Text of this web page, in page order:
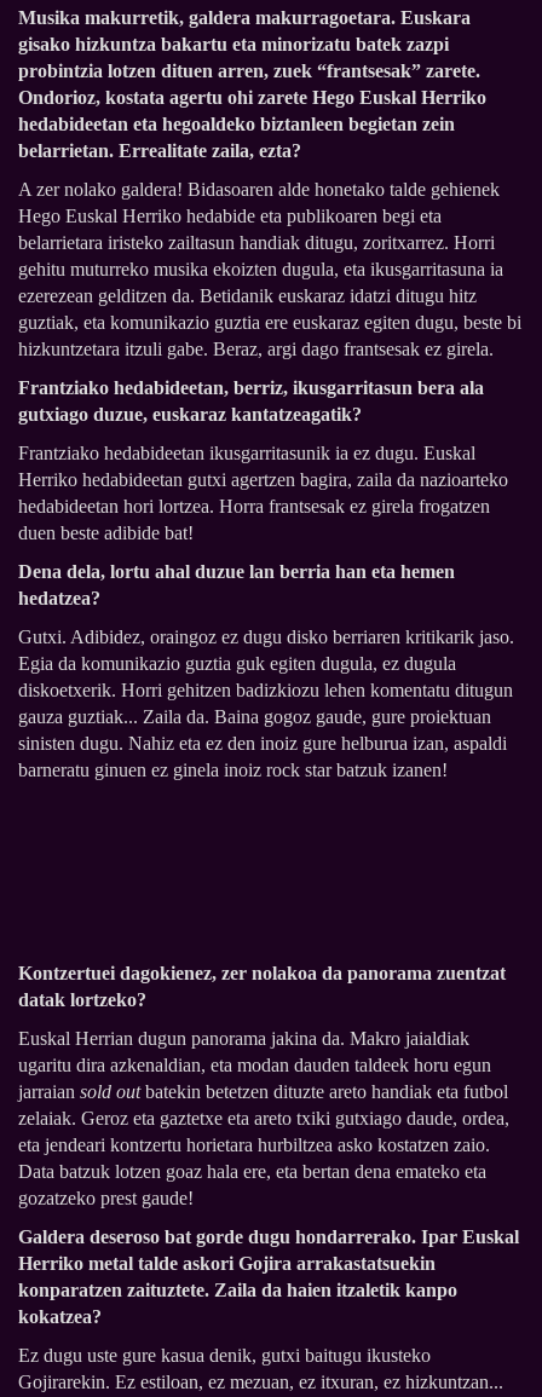
Musika makurretik, galdera makurragoetara. Euskara
gisako hizkuntza bakartu eta minorizatu batek zazpi
probintzia lotzen dituen arren, zuek “frantsesak” zarete.
Ondorioz, kostata agertu ohi zarete Hego Euskal Herriko
hedabideetan eta hegoaldeko biztanleen begietan zein
belarrietan. Errealitate zaila, ezta?
A zer nolako galdera! Bidasoaren alde honetako talde gehienek
Hego Euskal Herriko hedabide eta publikoaren begi eta
belarrietara iristeko zailtasun handiak ditugu, zoritxarrez. Horri
gehitu muturreko musika ekoizten dugula, eta ikusgarritasuna ia
ezerezean gelditzen da. Betidanik euskaraz idatzi ditugu hitz
guztiak, eta komunikazio guztia ere euskaraz egiten dugu, beste bi
hizkuntzetara itzuli gabe. Beraz, argi dago frantsesak ez girela.
Frantziako hedabideetan, berriz, ikusgarritasun bera ala
gutxiago duzue, euskaraz kantatzeagatik?
Frantziako hedabideetan ikusgarritasunik ia ez dugu. Euskal
Herriko hedabideetan gutxi agertzen bagira, zaila da nazioarteko
hedabideetan hori lortzea. Horra frantsesak ez girela frogatzen
duen beste adibide bat!
Dena dela, lortu ahal duzue lan berria han eta hemen
hedatzea?
Gutxi. Adibidez, oraingoz ez dugu disko berriaren kritikarik jaso.
Egia da komunikazio guztia guk egiten dugula, ez dugula
diskoetxerik. Horri gehitzen badizkiozu lehen komentatu ditugun
gauza guztiak... Zaila da. Baina gogoz gaude, gure proiektuan
sinisten dugu. Nahiz eta ez den inoiz gure helburua izan, aspaldi
barneratu ginuen ez ginela inoiz rock star batzuk izanen!
Kontzertuei dagokienez, zer nolakoa da panorama zuentzat
datak lortzeko?
Euskal Herrian dugun panorama jakina da. Makro jaialdiak
ugaritu dira azkenaldian, eta modan dauden taldeek horu egun
jarraian sold outbatekin betetzen dituzte areto handiak eta futbol
zelaiak. Geroz eta gaztetxe eta areto txiki gutxiago daude, ordea,
eta jendeari kontzertu horietara hurbiltzea asko kostatzen zaio.
Data batzuk lotzen goaz hala ere, eta bertan dena emateko eta
gozatzeko prest gaude!
Galdera deseroso bat gorde dugu hondarrerako. Ipar Euskal
Herriko metal talde askori Gojira arrakastatsuekin
konparatzen zaituztete. Zaila da haien itzaletik kanpo
kokatzea?
Ez dugu uste gure kasua denik, gutxi baitugu ikusteko
Gojirarekin. Ez estiloan, ez mezuan, ez itxuran, ez hizkuntzan...